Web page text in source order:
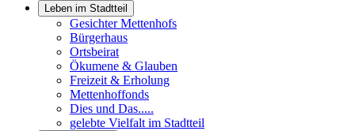
Leben im Stadtteil
Gesichter Mettenhofs
Bürgerhaus
Ortsbeirat
Ökumene & Glauben
Freizeit & Erholung
Mettenhoffonds
Dies und Das.....
gelebte Vielfalt im Stadtteil